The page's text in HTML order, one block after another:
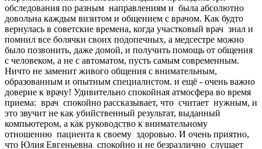
обследования по разным направлениям и была абсолютно
довольна каждым визитом и общением с врачом. Как будто
вернулась в советские времена, когда участковый врач знал и
помнил все болячки своих подопечных, а медсестре можно
было позвонить, даже домой, и получить помощь от общения
с человеком, а не с автоматом, пусть самым современным.
Ничто не заменит живого общения с внимательным,
образованным и опытным специалистом. и ещё - очень важно
доверие к врачу! Удивительно спокойная атмосфера во время
приема: врач спокойно рассказывает, что считает нужным, и
это звучит не как убийственный результат, выданный
компьютером, а как руководство к внимательному
отношению пациента к своему здоровью. И очень приятно,
что Юлия Евгеньевна спокойно и не безразлично слушает